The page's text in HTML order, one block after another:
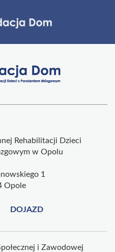
Rehabilitacji Dzieci
w Opolu
1
Opole
DOJAZD
i Zawodowej